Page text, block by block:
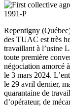
Repentigny
des TUAC est très
travaillant à l’usine
toute première
négociation amorcé
le 3 mars 2024.
le 29 avril dernier,
quarantaine de
d’opérateur, de